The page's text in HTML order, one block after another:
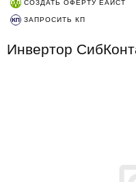
СОЗДАТЬ ОФЕРТУ ЕАИСТ
ЗАПРОСИТЬ КП
Инвертор